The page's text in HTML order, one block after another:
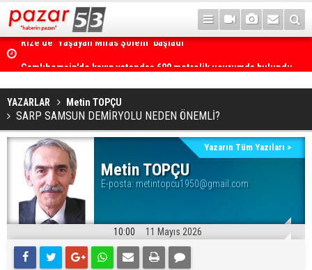
Rize’de ‘Yaşayan Miras Şöleni’ başladı
YAZARLAR Metin TOPÇU
SARP SAMSUN DEMİRYOLU NEDEN ÖNEMLİ?
Metin TOPÇU
E-posta: metintopcu1950@gmail.com
Yazarın Tüm Yazıları >
10:00 11 Mayıs 2026